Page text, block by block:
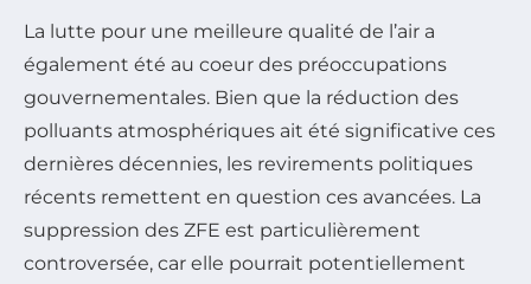
La lutte pour une meilleure qualité de l’air a
également été au coeur des préoccupations
gouvernementales. Bien que la réduction des
polluants atmosphériques ait été significative ces
dernières décennies, les revirements politiques
récents remettent en question ces avancées. La
suppression des ZFE est particulièrement
controversée, car elle pourrait potentiellement